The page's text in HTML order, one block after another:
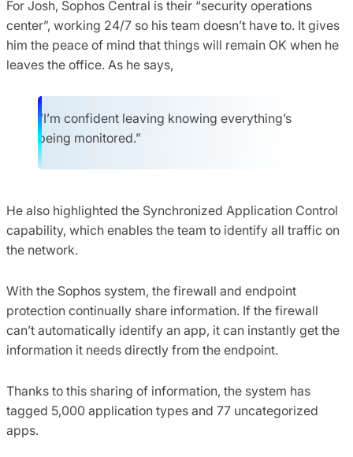
For Josh, Sophos Central is their “security operations
center”, working 24/7 so his team doesn’t have to. It gives
him the peace of mind that things will remain OK when he
leaves the office. As he says,
“I’m confident leaving knowing everything’s
being monitored.”
He also highlighted the Synchronized Application Control
capability, which enables the team to identify all traffic on
the network.
With the Sophos system, the firewall and endpoint
protection continually share information. If the firewall
can’t automatically identify an app, it can instantly get the
information it needs directly from the endpoint.
Thanks to this sharing of information, the system has
tagged 5,000 application types and 77 uncategorized
apps.